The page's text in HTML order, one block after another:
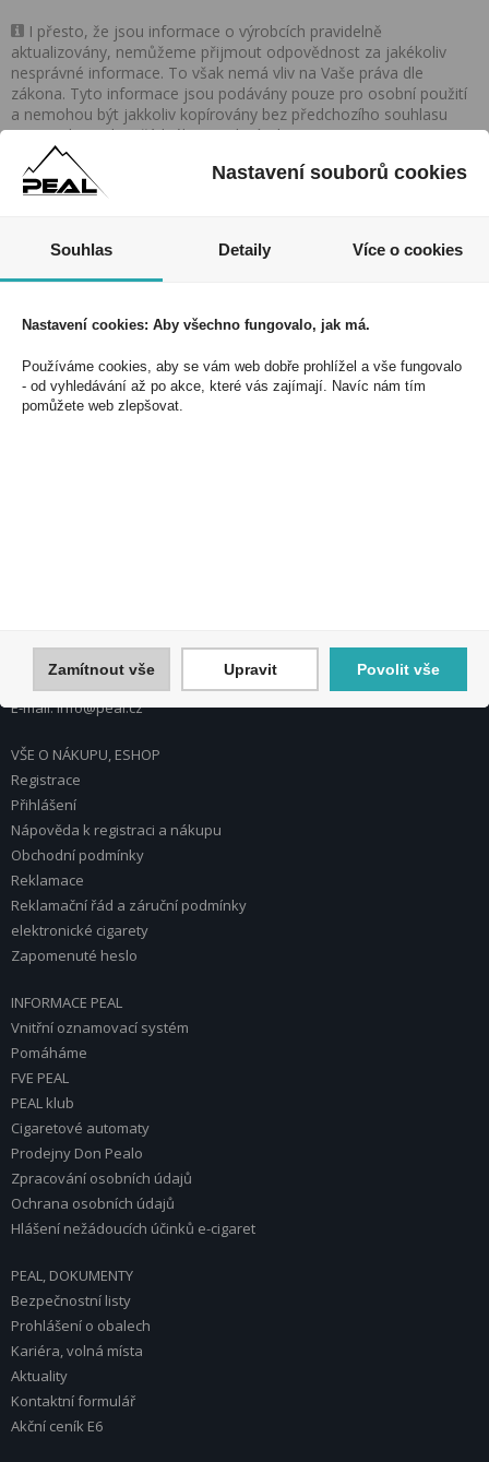
I přesto, že jsou informace o výrobcích pravidelně
aktualizovány, nemůžeme přijmout odpovědnost za jakékoliv
nesprávné informace. To však nemá vliv na Vaše práva dle
zákona. Tyto informace jsou podávány pouze pro osobní použití
a nemohou být jakkoliv kopírovány bez předchozího souhlasu
DonPealo ani bez řádného uvedení zdroje.
Nezmeškejte naše akce a slevy!
Jednoduše se přihlaste k odběru novinek a využijte
E-mail: info@peal.cz
VŠE O NÁKUPU, ESHOP
Registrace
Přihlášení
Nápověda k registraci a nákupu
Obchodní podmínky
Reklamace
Reklamační řád a záruční podmínky
elektronické cigarety
Zapomenuté heslo
INFORMACE PEAL
Vnitřní oznamovací systém
Pomáháme
FVE PEAL
PEAL klub
Cigaretové automaty
Prodejny Don Pealo
Zpracování osobních údajů
Ochrana osobních údajů
Hlášení nežádoucích účinků e-cigaret
PEAL, DOKUMENTY
Bezpečnostní listy
Prohlášení o obalech
Kariéra, volná místa
Aktuality
Kontaktní formulář
Akční ceník E6
Nastavení souborů cookies
Souhlas Detaily Více o cookies
Nastavení cookies: Aby všechno fungovalo, jak má.
Používáme cookies, aby se vám web dobře prohlížel a vše fungovalo
- od vyhledávání až po akce, které vás zajímají. Navíc nám tím
pomůžete web zlepšovat.
Zamítnout vše Upravit Povolit vše